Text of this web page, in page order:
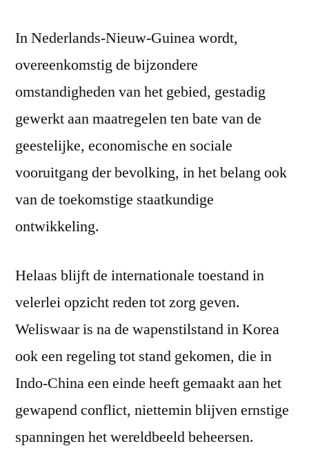
In Nederlands-Nieuw-Guinea wordt,
overeenkomstig de bijzondere
omstandigheden van het gebied, gestadig
gewerkt aan maatregelen ten bate van de
geestelijke, economische en sociale
vooruitgang der bevolking, in het belang ook
van de toekomstige staatkundige
ontwikkeling.
Helaas blijft de internationale toestand in
velerlei opzicht reden tot zorg geven.
Weliswaar is na de wapenstilstand in Korea
ook een regeling tot stand gekomen, die in
Indo-China een einde heeft gemaakt aan het
gewapend conflict, niettemin blijven ernstige
spanningen het wereldbeeld beheersen.